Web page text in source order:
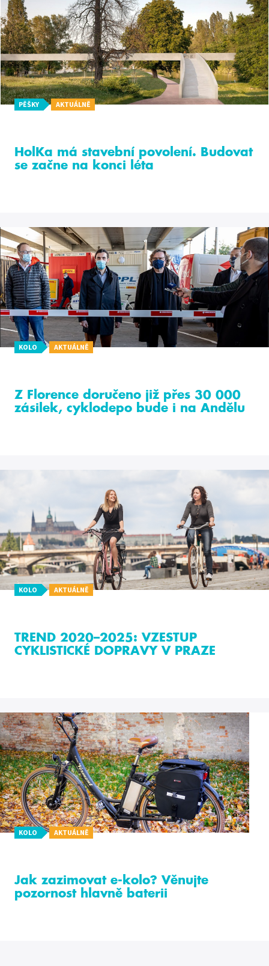
PĚŠKY AKTUÁLNĚ
HolKa má stavební povolení. Budovat
se začne na konci léta
KOLO AKTUÁLNĚ
Z Florence doručeno již přes 30 000
zásilek, cyklodepo bude i na Andělu
KOLO AKTUÁLNĚ
TREND 2020–2025: VZESTUP
CYKLISTICKÉ DOPRAVY V PRAZE
KOLO AKTUÁLNĚ
Jak zazimovat e-kolo? Věnujte
pozornost hlavně baterii